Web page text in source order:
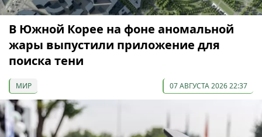
В Южной Корее на фоне аномальной
жары выпустили приложение для
поиска тени
МИР 07 АВГУСТА 2026 22:37